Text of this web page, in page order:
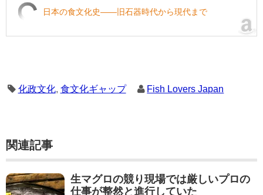
日本の食文化史――旧石器時代から現代まで
化政文化, 食文化ギャップ Fish Lovers Japan
関連記事
生マグロの競り現場では厳しいプロの
仕事が整然と進行していた